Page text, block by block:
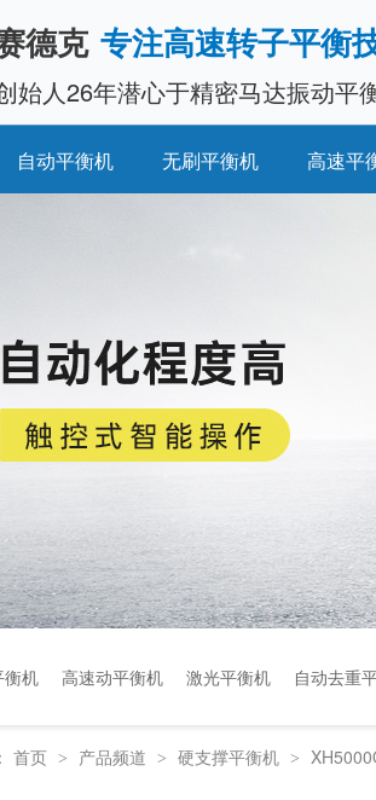
德克 专注高速转子平衡
始人26年潜心于精密马达振动平
自动平衡机 无刷平衡机 高速平
衡机 高速动平衡机 激光平衡机 自动去重
首页 > 产品频道 > 硬支撑平衡机 >